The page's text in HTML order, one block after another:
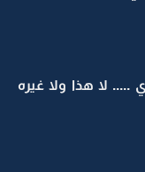
لا هذا ولا غيره